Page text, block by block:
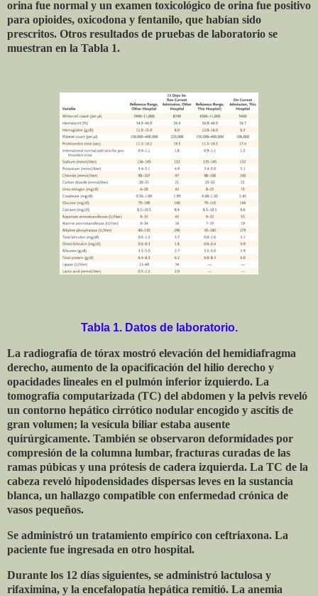
orina fue normal y un examen toxicológico de orina fue positivo
para opioides, oxicodona y fentanilo, que habían sido
prescritos. Otros resultados de pruebas de laboratorio se
muestran en la Tabla 1.
Tabla 1. Datos de laboratorio.
La radiografía de tórax mostró elevación del hemidiafragma
derecho, aumento de la opacificación del hilio derecho y
opacidades lineales en el pulmón inferior izquierdo. La
tomografía computarizada (TC) del abdomen y la pelvis reveló
un contorno hepático cirrótico nodular encogido y ascitis de
gran volumen; la vesícula biliar estaba ausente
quirúrgicamente. También se observaron deformidades por
compresión de la columna lumbar, fracturas curadas de las
ramas púbicas y una prótesis de cadera izquierda. La TC de la
cabeza reveló hipodensidades dispersas leves en la sustancia
blanca, un hallazgo compatible con enfermedad crónica de
vasos pequeños.
Se administró un tratamiento empírico con ceftriaxona. La
paciente fue ingresada en otro hospital.
Durante los 12 días siguientes, se administró lactulosa y
rifaximina, y la encefalopatía hepática remitió. La anemia